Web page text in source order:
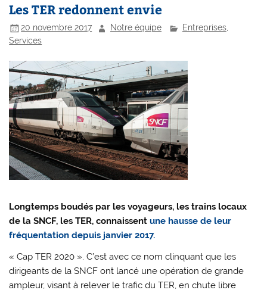
Les TER redonnent envie
20 novembre 2017 Notre équipe Entreprises,
Services
Longtemps boudés par les voyageurs, les trains locaux
de la SNCF, les TER, connaissentune hausse de leur
fréquentation depuis janvier 2017.
« Cap TER 2020 ». C’est avec ce nom clinquant que les
dirigeants de la SNCF ont lancé une opération de grande
ampleur, visant à relever le trafic du TER, en chute libre